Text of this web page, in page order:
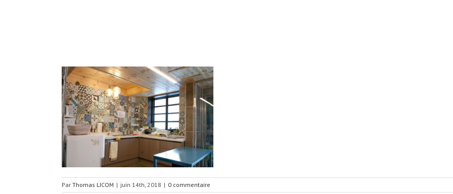
Par Thomas LICOM | juin 14th, 2018 | 0 commentaire